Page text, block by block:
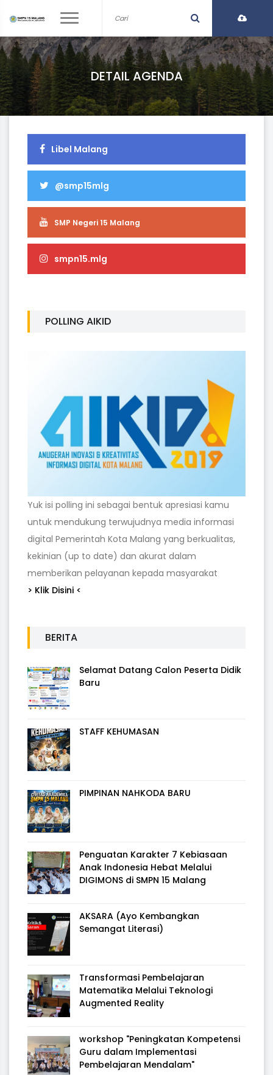
DETAIL AGENDA
Libel Malang
@smp15mlg
SMP Negeri 15 Malang
smpn15.mlg
POLLING AIKID
Yuk isi polling ini sebagai bentuk apresiasi kamu
untuk mendukung terwujudnya media informasi
digital Pemerintah Kota Malang yang berkualitas,
kekinian (up to date) dan akurat dalam
memberikan pelayanan kepada masyarakat
> Klik Disini <
BERITA
Selamat Datang Calon Peserta Didik
Baru
STAFF KEHUMASAN
PIMPINAN NAHKODA BARU
Penguatan Karakter 7 Kebiasaan
Anak Indonesia Hebat Melalui
DIGIMONS di SMPN 15 Malang
AKSARA (Ayo Kembangkan
Semangat Literasi)
Transformasi Pembelajaran
Matematika Melalui Teknologi
Augmented Reality
workshop "Peningkatan Kompetensi
Guru dalam Implementasi
Pembelajaran Mendalam"